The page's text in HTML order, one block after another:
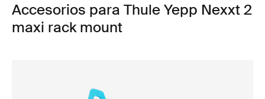
Accesorios para Thule Yepp Nexxt 2
maxi rack mount